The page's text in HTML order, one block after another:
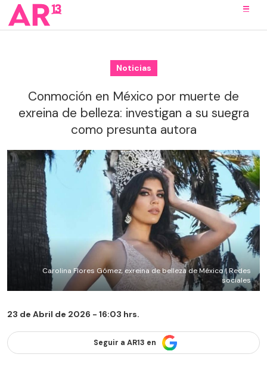
Noticias
Conmoción en México por muerte de
exreina de belleza: investigan a su suegra
como presunta autora
Carolina Flores Gómez, exreina de belleza de México | Redes
sociales
23 de Abril de 2026 - 16:03 hrs.
Seguir a AR13 en